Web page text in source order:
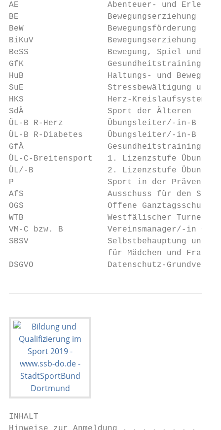
AE                  Abenteuer- und
BE                  Bewegungserziehung
BeW                 Bewegungsförderung
BiKuV               Bewegungserziehung im
BeSS                Bewegung, Spiel und
GfK                 Gesundheitstraining für
HuB                 Haltungs- und
SuE                 Stressbewältigung und
HKS                 Herz-Kreislaufsystem
SdÄ                 Sport der Älteren
ÜL-B R-Herz         Übungsleiter/-in-B
ÜL-B R-Diabetes     Übungsleiter/-in-B
GfÄ                 Gesundheitstraining
ÜL-C-Breitensport   1. Lizenzstufe
ÜL/-B               2. Lizenzstufe
P                   Sport in der Prävention
AfS                 Ausschuss für den
OGS                 Offene Ganztagsschule
WTB                 Westfälischer
VM-C bzw. B         Vereinsmanager/-in C/B
SBSV                Selbstbehauptung und
                    für Mädchen und Frauen
DSGVO               Datenschutz-
INHALT